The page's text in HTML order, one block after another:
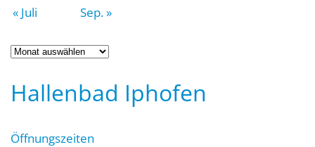
« Juli
Sep. »
Archiv
Hallenbad Iphofen
Öffnungszeiten